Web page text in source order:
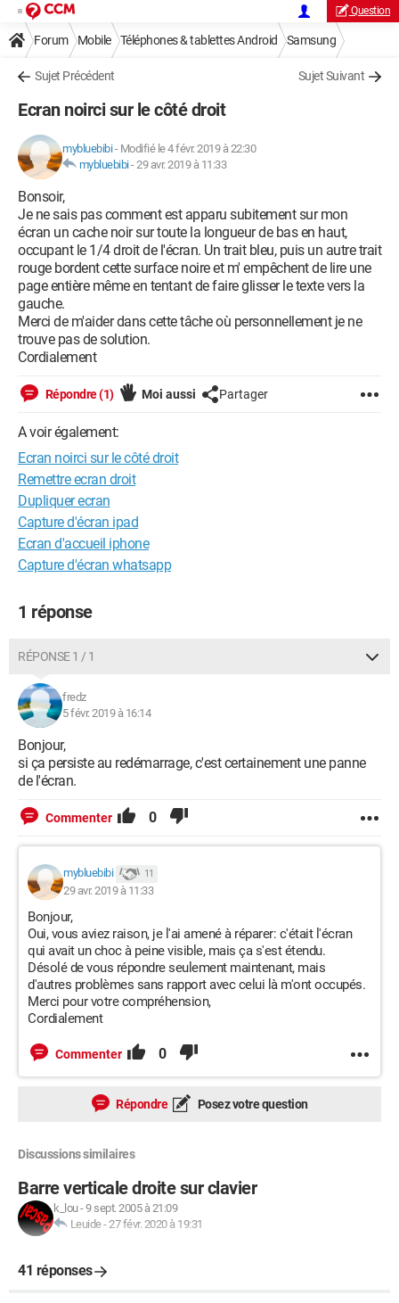
Question
Forum Mobile Téléphones & tablettes Android Samsung
Sujet Précédent Sujet Suivant
Ecran noirci sur le côté droit
mybluebibi- Modifié le 4 févr. 2019 à 22:30
mybluebibi-29 avr. 2019 à 11:33
Bonsoir,
Je ne sais pas comment est apparu subitement sur mon
écran un cache noir sur toute la longueur de bas en haut,
occupant le 1/4 droit de l'écran. Un trait bleu, puis un autre trait
rouge bordent cette surface noire et m' empêchent de lire une
page entière même en tentant de faire glisser le texte vers la
gauche.
Merci de m'aider dans cette tâche où personnellement je ne
trouve pas de solution.
Cordialement
Répondre (1) Moi aussi Partager
A voir également:
Ecran noirci sur le côté droit
Remettre ecran droit
Dupliquer ecran
Capture d'écran ipad
Ecran d'accueil iphone
Capture d'écran whatsapp
1 réponse
RÉPONSE 1 / 1
fredz
5 févr. 2019 à 16:14
Bonjour,
si ça persiste au redémarrage, c'est certainement une panne
de l'écran.
Commenter 0
mybluebibi 11
29 avr. 2019 à 11:33
Bonjour,
Oui, vous aviez raison, je l'ai amené à réparer: c'était l'écran
qui avait un choc à peine visible, mais ça s'est étendu.
Désolé de vous répondre seulement maintenant, mais
d'autres problèmes sans rapport avec celui là m'ont occupés.
Merci pour votre compréhension,
Cordialement
Commenter 0
Répondre Posez votre question
Discussions similaires
Barre verticale droite sur clavier
k_lou-9 sept. 2005 à 21:09
Leuide-27 févr. 2020 à 19:31
41 réponses